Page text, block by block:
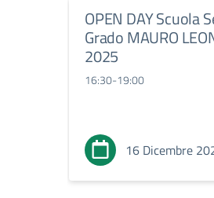
OPEN DAY Scuola
Grado MAURO
2025
16:30-19:00
16 Dicembre